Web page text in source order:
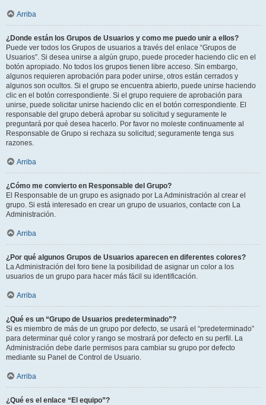
Arriba
¿Donde están los Grupos de Usuarios y como me puedo unir a ellos?
Puede ver todos los Grupos de usuarios a través del enlace “Grupos de
Usuarios”. Si desea unirse a algún grupo, puede proceder haciendo clic en el
botón apropiado. No todos los grupos tienen libre acceso. Sin embargo,
algunos requieren aprobación para poder unirse, otros están cerrados y
algunos son ocultos. Si el grupo se encuentra abierto, puede unirse haciendo
clic en el botón correspondiente. Si el grupo requiere de aprobación para
unirse, puede solicitar unirse haciendo clic en el botón correspondiente. El
responsable del grupo deberá aprobar su solicitud y seguramente le
preguntará por qué desea hacerlo. Por favor no moleste continuamente al
Responsable de Grupo si rechaza su solicitud; seguramente tenga sus
razones.
Arriba
¿Cómo me convierto en Responsable del Grupo?
El Responsable de un grupo es asignado por La Administración al crear el
grupo. Si está interesado en crear un grupo de usuarios, contacte con La
Administración.
Arriba
¿Por qué algunos Grupos de Usuarios aparecen en diferentes colores?
La Administración del foro tiene la posibilidad de asignar un color a los
usuarios de un grupo para hacer más fácil su identificación.
Arriba
¿Qué es un “Grupo de Usuarios predeterminado”?
Si es miembro de más de un grupo por defecto, se usará el “predeterminado”
para determinar qué color y rango se mostrará por defecto en su perfil. La
Administración debe darle permisos para cambiar su grupo por defecto
mediante su Panel de Control de Usuario.
Arriba
¿Qué es el enlace “El equipo”?